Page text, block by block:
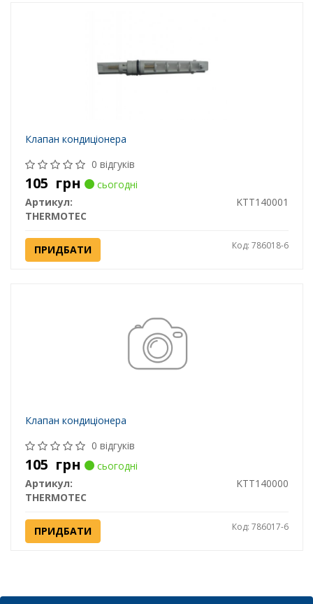
Клапан кондиціонера
0 відгуків
105 грн
сьогодні
Артикул:
KTT140001
THERMOTEC
ПРИДБАТИ Код: 786018-6
Клапан кондиціонера
0 відгуків
105 грн
сьогодні
Артикул:
KTT140000
THERMOTEC
ПРИДБАТИ Код: 786017-6